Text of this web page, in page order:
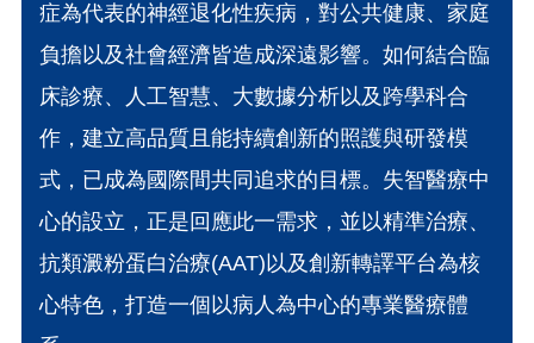
症為代表的神經退化性疾病，對公共健康、家庭
負擔以及社會經濟皆造成深遠影響。如何結合臨
床診療、人工智慧、大數據分析以及跨學科合
作，建立高品質且能持續創新的照護與研發模
式，已成為國際間共同追求的目標。失智醫療中
心的設立，正是回應此一需求，並以精準治療、
抗類澱粉蛋白治療(AAT)以及創新轉譯平台為核
心特色，打造一個以病人為中心的專業醫療體